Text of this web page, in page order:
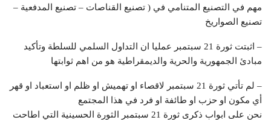
مهم في التصنيع المتنامي في ( تصنيع القناصات – تصنيع المدفعية –
تصنيع الصواريخ
– اثبتت ثورة 21 سبتمبر عمليا ان التداول السلمي للسلطة وتأكيد
مبادئ الجمهورية والحرية والديمقراطية هو من اهم ثوابتها
– لم تأتي ثورة 21 سبتمبر لاقصاء او تهميش او ظلم او استعباد او قهر
أي مكون او حزب او طائفة او فرد في هذا المجتمع
نحن على ابواب ذكرى ثورة 21 سبتمبر الثورة الحسينية التي اطاحت